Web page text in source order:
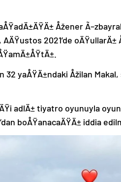
Åžener
2021’de oÄŸullarÄ±
yaÅŸÄ±ndaki Åžilan
adlÄ± tiyatro oyunuyla
boÅŸanacaÄŸÄ± iddia